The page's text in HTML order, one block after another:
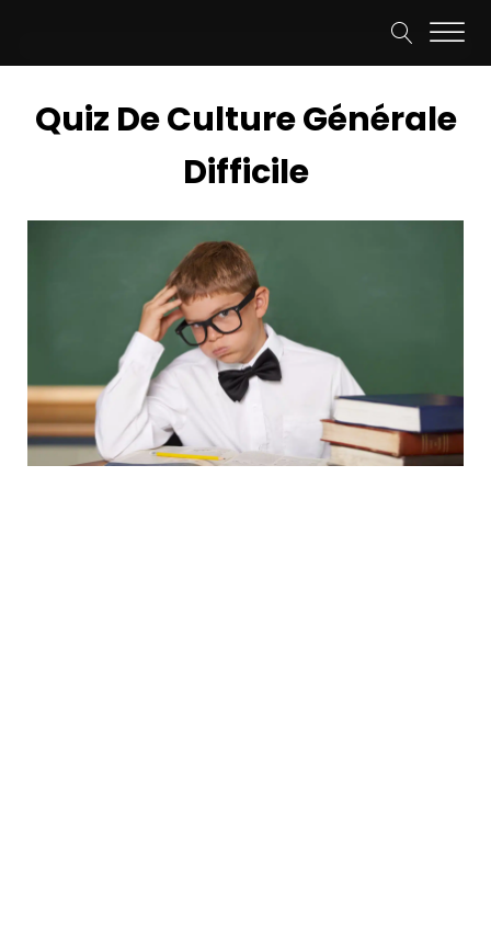
Quiz De Culture Générale
Difficile